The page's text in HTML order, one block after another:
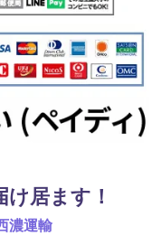
居ます！
濃運輸